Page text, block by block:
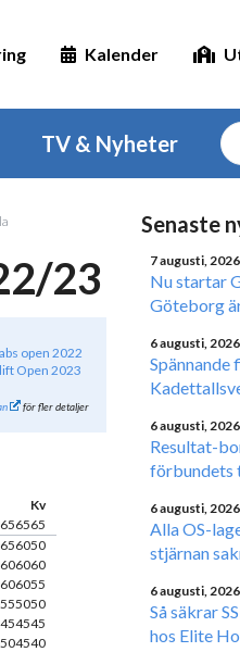
Kalender
TV & Nyheter
23
open 2022
Open 2023
för fler detaljer
Kv
Senaste
7 augusti, 2026
Nu startar
Göteborg
6 augusti, 2026
Spännande
6 augusti, 2026
Resultat-
förbundets
6 augusti, 2026
Alla OS-
stjärnan
6 augusti, 2026
Så säkrar
hos Elite